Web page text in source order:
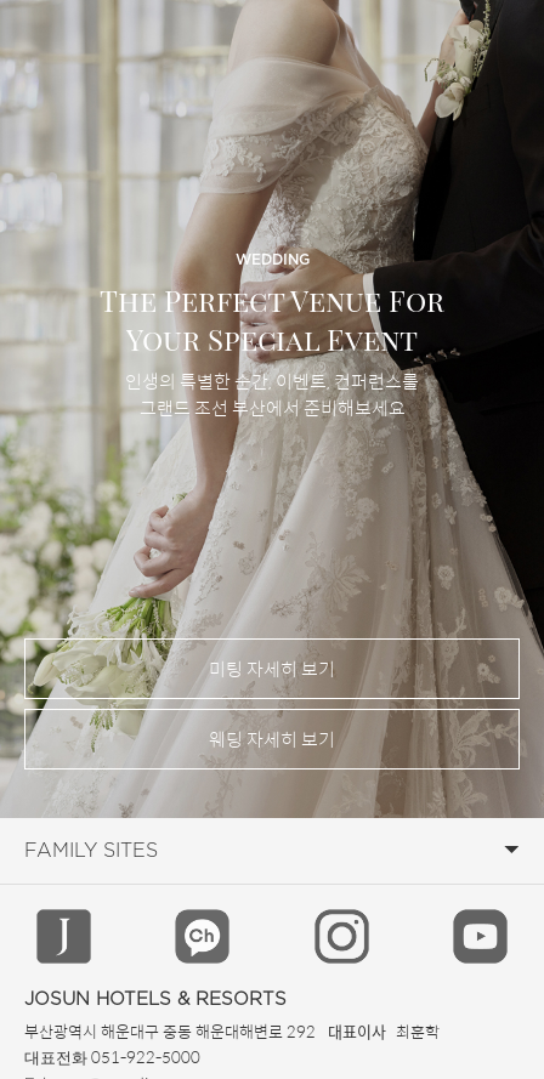
WEDDING
The Perfect Venue For
Your Special Event
인생의 특별한 순간, 이벤트, 컨퍼런스를
그랜드 조선 부산에서 준비해보세요
미팅 자세히 보기
웨딩 자세히 보기
JOSUN HOTELS & RESORTS
부산광역시 해운대구 중동 해운대해변로 292 대표이사 최훈학
대표전화 051-922-5000